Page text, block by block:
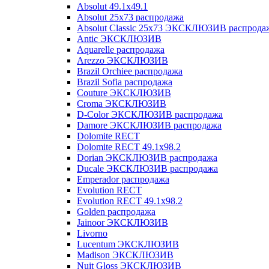
Absolut 49.1x49.1
Absolut 25x73 распродажа
Absolut Classic 25x73 ЭКСКЛЮЗИВ
Antic ЭКСКЛЮЗИВ
Aquarelle распродажа
Arezzo ЭКСКЛЮЗИВ
Brazil Orchiee распродажа
Brazil Sofia распродажа
Couture ЭКСКЛЮЗИВ
Croma ЭКСКЛЮЗИВ
D-Color ЭКСКЛЮЗИВ распродажа
Damore ЭКСКЛЮЗИВ распродажа
Dolomite RECT
Dolomite RECT 49.1x98.2
Dorian ЭКСКЛЮЗИВ распродажа
Ducale ЭКСКЛЮЗИВ распродажа
Emperador распродажа
Evolution RECT
Evolution RECT 49.1x98.2
Golden распродажа
Jainoor ЭКСКЛЮЗИВ
Livorno
Lucentum ЭКСКЛЮЗИВ
Madison ЭКСКЛЮЗИВ
Nuit Gloss ЭКСКЛЮЗИВ